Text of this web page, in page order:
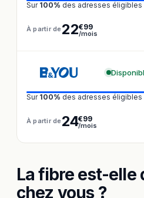
Sur 100% des adresses éligibles
À partir de 22€99
/mois
Sur 100% des adresses éligibles
À partir de 24€99
/mois
La fibre est-elle
chez vous ?